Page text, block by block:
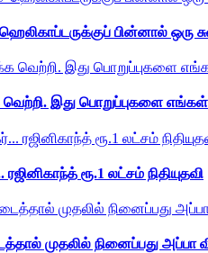
பின்னால் ஒரு
வெற்றி. இது பொறுப்புகளை
ரூ.1 லட்சம் நிதியுதவி
முதலில் நினைப்பது